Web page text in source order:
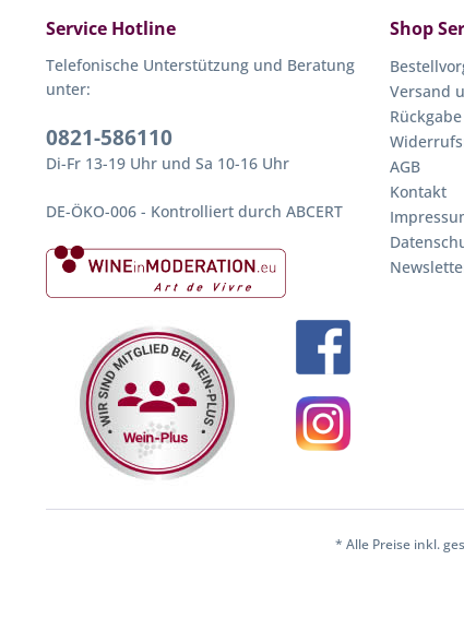
Service Hotline
Telefonische Unterstützung und Beratung
unter:
0821-586110
Di-Fr 13-19 Uhr und Sa 10-16 Uhr
DE-ÖKO-006 - Kontrolliert durch ABCERT
Shop
Versand
Rückgabe
AGB
Kontakt
* Alle Preise inkl.